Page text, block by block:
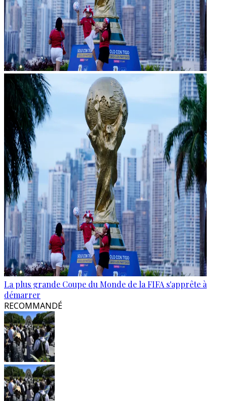
La plus grande Coupe du Monde de la FIFA s'apprête à
démarrer
RECOMMANDÉ